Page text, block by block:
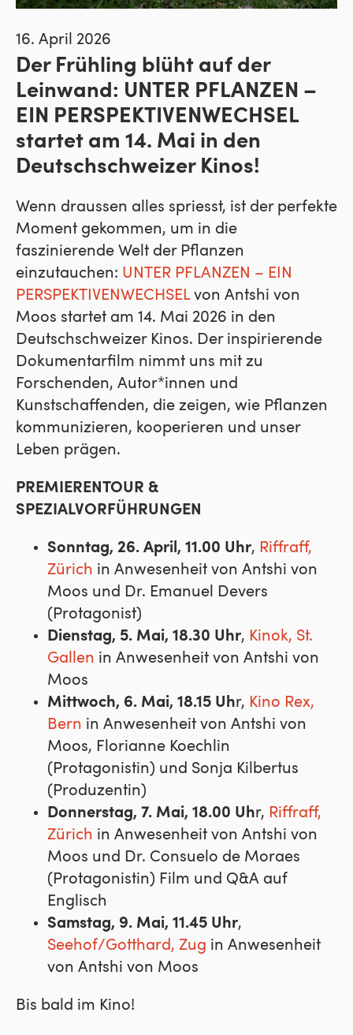
16. April 2026
Der Frühling blüht auf der
Leinwand: UNTER PFLANZEN –
EIN PERSPEKTIVENWECHSEL
startet am 14. Mai in den
Deutschschweizer Kinos!
Wenn draussen alles spriesst, ist der perfekte
Moment gekommen, um in die
faszinierende Welt der Pflanzen
einzutauchen: UNTER PFLANZEN – EIN
PERSPEKTIVENWECHSELvon Antshi von
Moos startet am 14. Mai 2026 in den
Deutschschweizer Kinos. Der inspirierende
Dokumentarfilm nimmt uns mit zu
Forschenden, Autor*innen und
Kunstschaffenden, die zeigen, wie Pflanzen
kommunizieren, kooperieren und unser
Leben prägen.
PREMIERENTOUR &
SPEZIALVORFÜHRUNGEN
Sonntag, 26. April, 11.00 Uhr, Riffraff,
Zürich in Anwesenheit von Antshi von
Moos und Dr. Emanuel Devers
(Protagonist)
Dienstag, 5. Mai, 18.30 Uhr, Kinok, St.
Gallen in Anwesenheit von Antshi von
Moos
Mittwoch, 6. Mai, 18.15 Uhr, Kino Rex,
Bern in Anwesenheit von Antshi von
Moos, Florianne Koechlin
(Protagonistin) und Sonja Kilbertus
(Produzentin)
Donnerstag, 7. Mai, 18.00 Uhr, Riffraff,
Zürich in Anwesenheit von Antshi von
Moos und Dr. Consuelo de Moraes
(Protagonistin) Film und Q&A auf
Englisch
Samstag, 9. Mai, 11.45 Uhr,
Seehof/Gotthard, Zug in Anwesenheit
von Antshi von Moos
Bis bald im Kino!